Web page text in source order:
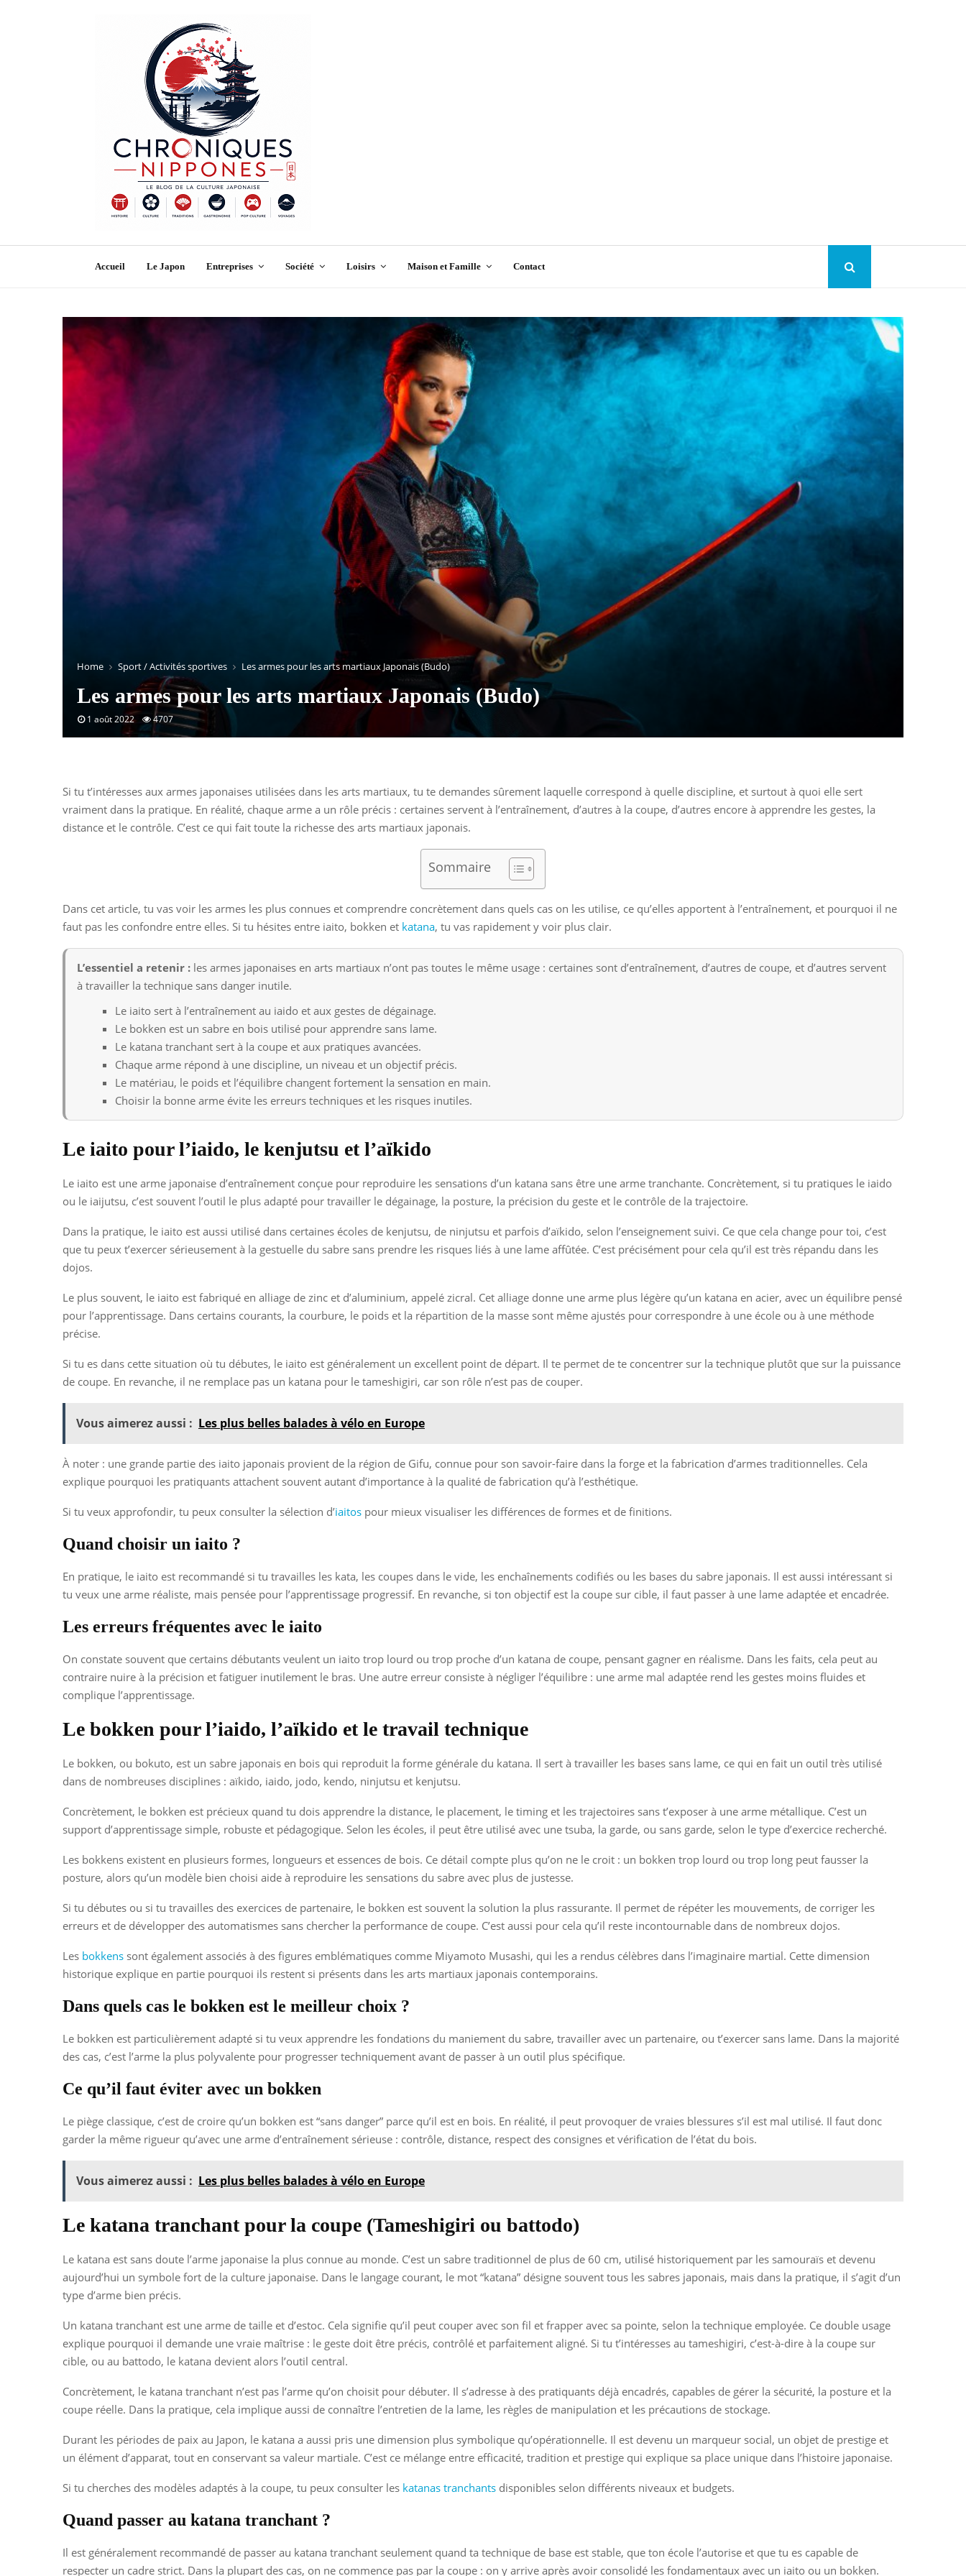
Accueil Le Japon Entreprises Société Loisirs Maison et Famille Contact
Home Sport / Activités sportives Les armes pour les arts martiaux Japonais (Budo)
Les armes pour les arts martiaux Japonais (Budo)
1 août 2022 4707
Si tu t’intéresses aux armes japonaises utilisées dans les arts martiaux, tu te demandes sûrement laquelle correspond à quelle discipline, et surtout à quoi elle sert
vraiment dans la pratique. En réalité, chaque arme a un rôle précis : certaines servent à l’entraînement, d’autres à la coupe, d’autres encore à apprendre les gestes, la
distance et le contrôle. C’est ce qui fait toute la richesse des arts martiaux japonais.
Sommaire
Dans cet article, tu vas voir les armes les plus connues et comprendre concrètement dans quels cas on les utilise, ce qu’elles apportent à l’entraînement, et pourquoi il ne
faut pas les confondre entre elles. Si tu hésites entre iaito, bokken et katana, tu vas rapidement y voir plus clair.
L’essentiel a retenir : les armes japonaises en arts martiaux n’ont pas toutes le même usage : certaines sont d’entraînement, d’autres de coupe, et d’autres servent
à travailler la technique sans danger inutile.
Le iaito sert à l’entraînement au iaido et aux gestes de dégainage.
Le bokken est un sabre en bois utilisé pour apprendre sans lame.
Le katana tranchant sert à la coupe et aux pratiques avancées.
Chaque arme répond à une discipline, un niveau et un objectif précis.
Le matériau, le poids et l’équilibre changent fortement la sensation en main.
Choisir la bonne arme évite les erreurs techniques et les risques inutiles.
Le iaito pour l’iaido, le kenjutsu et l’aïkido
Le iaito est une arme japonaise d’entraînement conçue pour reproduire les sensations d’un katana sans être une arme tranchante. Concrètement, si tu pratiques le iaido
ou le iaijutsu, c’est souvent l’outil le plus adapté pour travailler le dégainage, la posture, la précision du geste et le contrôle de la trajectoire.
Dans la pratique, le iaito est aussi utilisé dans certaines écoles de kenjutsu, de ninjutsu et parfois d’aïkido, selon l’enseignement suivi. Ce que cela change pour toi, c’est
que tu peux t’exercer sérieusement à la gestuelle du sabre sans prendre les risques liés à une lame affûtée. C’est précisément pour cela qu’il est très répandu dans les
dojos.
Le plus souvent, le iaito est fabriqué en alliage de zinc et d’aluminium, appelé zicral. Cet alliage donne une arme plus légère qu’un katana en acier, avec un équilibre pensé
pour l’apprentissage. Dans certains courants, la courbure, le poids et la répartition de la masse sont même ajustés pour correspondre à une école ou à une méthode
précise.
Si tu es dans cette situation où tu débutes, le iaito est généralement un excellent point de départ. Il te permet de te concentrer sur la technique plutôt que sur la puissance
de coupe. En revanche, il ne remplace pas un katana pour le tameshigiri, car son rôle n’est pas de couper.
Vous aimerez aussi : Les plus belles balades à vélo en Europe
À noter : une grande partie des iaito japonais provient de la région de Gifu, connue pour son savoir-faire dans la forge et la fabrication d’armes traditionnelles. Cela
explique pourquoi les pratiquants attachent souvent autant d’importance à la qualité de fabrication qu’à l’esthétique.
Si tu veux approfondir, tu peux consulter la sélection d’iaitos pour mieux visualiser les différences de formes et de finitions.
Quand choisir un iaito ?
En pratique, le iaito est recommandé si tu travailles les kata, les coupes dans le vide, les enchaînements codifiés ou les bases du sabre japonais. Il est aussi intéressant si
tu veux une arme réaliste, mais pensée pour l’apprentissage progressif. En revanche, si ton objectif est la coupe sur cible, il faut passer à une lame adaptée et encadrée.
Les erreurs fréquentes avec le iaito
On constate souvent que certains débutants veulent un iaito trop lourd ou trop proche d’un katana de coupe, pensant gagner en réalisme. Dans les faits, cela peut au
contraire nuire à la précision et fatiguer inutilement le bras. Une autre erreur consiste à négliger l’équilibre : une arme mal adaptée rend les gestes moins fluides et
complique l’apprentissage.
Le bokken pour l’iaido, l’aïkido et le travail technique
Le bokken, ou bokuto, est un sabre japonais en bois qui reproduit la forme générale du katana. Il sert à travailler les bases sans lame, ce qui en fait un outil très utilisé
dans de nombreuses disciplines : aïkido, iaido, jodo, kendo, ninjutsu et kenjutsu.
Concrètement, le bokken est précieux quand tu dois apprendre la distance, le placement, le timing et les trajectoires sans t’exposer à une arme métallique. C’est un
support d’apprentissage simple, robuste et pédagogique. Selon les écoles, il peut être utilisé avec une tsuba, la garde, ou sans garde, selon le type d’exercice recherché.
Les bokkens existent en plusieurs formes, longueurs et essences de bois. Ce détail compte plus qu’on ne le croit : un bokken trop lourd ou trop long peut fausser la
posture, alors qu’un modèle bien choisi aide à reproduire les sensations du sabre avec plus de justesse.
Si tu débutes ou si tu travailles des exercices de partenaire, le bokken est souvent la solution la plus rassurante. Il permet de répéter les mouvements, de corriger les
erreurs et de développer des automatismes sans chercher la performance de coupe. C’est aussi pour cela qu’il reste incontournable dans de nombreux dojos.
Les bokkens sont également associés à des figures emblématiques comme Miyamoto Musashi, qui les a rendus célèbres dans l’imaginaire martial. Cette dimension
historique explique en partie pourquoi ils restent si présents dans les arts martiaux japonais contemporains.
Dans quels cas le bokken est le meilleur choix ?
Le bokken est particulièrement adapté si tu veux apprendre les fondations du maniement du sabre, travailler avec un partenaire, ou t’exercer sans lame. Dans la majorité
des cas, c’est l’arme la plus polyvalente pour progresser techniquement avant de passer à un outil plus spécifique.
Ce qu’il faut éviter avec un bokken
Le piège classique, c’est de croire qu’un bokken est “sans danger” parce qu’il est en bois. En réalité, il peut provoquer de vraies blessures s’il est mal utilisé. Il faut donc
garder la même rigueur qu’avec une arme d’entraînement sérieuse : contrôle, distance, respect des consignes et vérification de l’état du bois.
Vous aimerez aussi : Les plus belles balades à vélo en Europe
Le katana tranchant pour la coupe (Tameshigiri ou battodo)
Le katana est sans doute l’arme japonaise la plus connue au monde. C’est un sabre traditionnel de plus de 60 cm, utilisé historiquement par les samouraïs et devenu
aujourd’hui un symbole fort de la culture japonaise. Dans le langage courant, le mot “katana” désigne souvent tous les sabres japonais, mais dans la pratique, il s’agit d’un
type d’arme bien précis.
Un katana tranchant est une arme de taille et d’estoc. Cela signifie qu’il peut couper avec son fil et frapper avec sa pointe, selon la technique employée. Ce double usage
explique pourquoi il demande une vraie maîtrise : le geste doit être précis, contrôlé et parfaitement aligné. Si tu t’intéresses au tameshigiri, c’est-à-dire à la coupe sur
cible, ou au battodo, le katana devient alors l’outil central.
Concrètement, le katana tranchant n’est pas l’arme qu’on choisit pour débuter. Il s’adresse à des pratiquants déjà encadrés, capables de gérer la sécurité, la posture et la
coupe réelle. Dans la pratique, cela implique aussi de connaître l’entretien de la lame, les règles de manipulation et les précautions de stockage.
Durant les périodes de paix au Japon, le katana a aussi pris une dimension plus symbolique qu’opérationnelle. Il est devenu un marqueur social, un objet de prestige et
un élément d’apparat, tout en conservant sa valeur martiale. C’est ce mélange entre efficacité, tradition et prestige qui explique sa place unique dans l’histoire japonaise.
Si tu cherches des modèles adaptés à la coupe, tu peux consulter les katanas tranchants disponibles selon différents niveaux et budgets.
Quand passer au katana tranchant ?
Il est généralement recommandé de passer au katana tranchant seulement quand ta technique de base est stable, que ton école l’autorise et que tu es capable de
respecter un cadre strict. Dans la plupart des cas, on ne commence pas par la coupe : on y arrive après avoir consolidé les fondamentaux avec un iaito ou un bokken.